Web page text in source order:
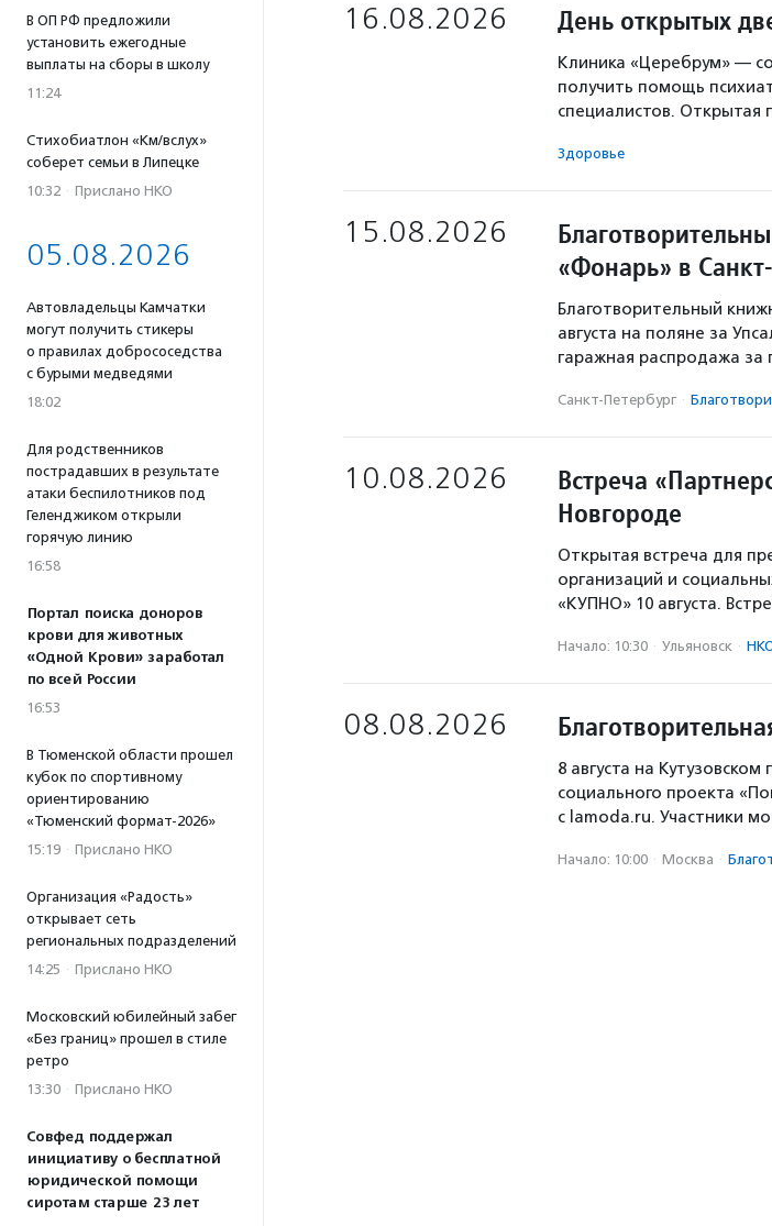
В ОП РФ предложили
установить ежегодные
выплаты на сборы в школу
11:24
Стихобиатлон «Км/вслух»
соберет семьи в Липецке
10:32 · Прислано НКО
05.08.2026
Автовладельцы Камчатки
могут получить стикеры
о правилах добрососедства
с бурыми медведями
18:02
Для родственников
пострадавших в результате
атаки беспилотников под
Геленджиком открыли
горячую линию
16:58
Портал поиска доноров
крови для животных
«Одной Крови» заработал
по всей России
16:53
В Тюменской области прошел
кубок по спортивному
ориентированию
«Тюменский формат-2026»
15:19 · Прислано НКО
Организация «Радость»
открывает сеть
региональных подразделений
14:25 · Прислано НКО
Московский юбилейный забег
«Без границ» прошел в стиле
ретро
13:30 · Прислано НКО
Совфед поддержал
инициативу о бесплатной
юридической помощи
сиротам старше 23 лет
16.08.2026 День открытых
Клиника «Церебрум» —
получить помощь
специалистов. Открытая
Здоровье
15.08.2026
«Фонарь» в
Благотворительный
августа на поляне за
гаражная распродажа
Санкт-Петербург ·
10.08.2026
Встреча
Новгороде
Открытая встреча для
организаций и
«КУПНО» 10 августа.
Начало: 10:30 · Ульяновск ·
08.08.2026
8 августа на
социального проекта
с lamoda.ru. Участники
Начало: 10:00 · Москва ·